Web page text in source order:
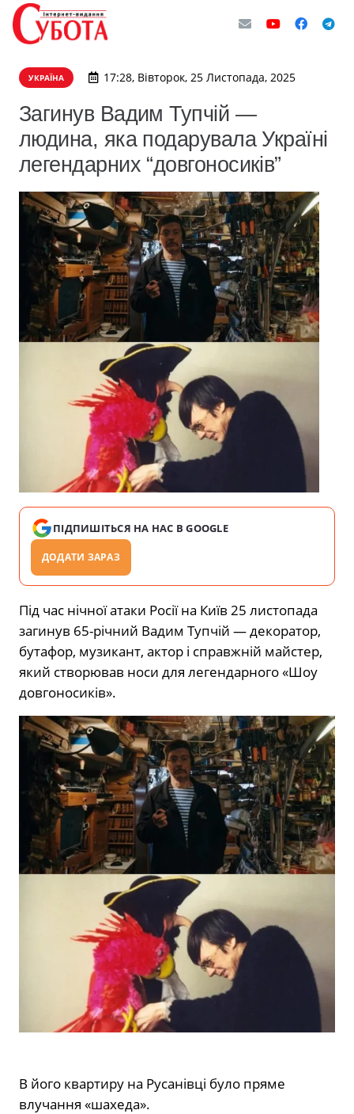
УКРАЇНА 17:28, Вівторок, 25 Листопада, 2025
Загинув Вадим Тупчій —
людина, яка подарувала Україні
легендарних “довгоносиків”
ПІДПИШІТЬСЯ НА НАС В GOOGLE
ДОДАТИ ЗАРАЗ
Під час нічної атаки Росії на Київ 25 листопада
загинув 65-річний Вадим Тупчій — декоратор,
бутафор, музикант, актор і справжній майстер,
який створював носи для легендарного «Шоу
довгоносиків».
В його квартиру на Русанівці було пряме
влучання «шахеда».